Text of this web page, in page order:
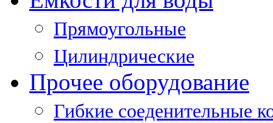
Прямоугольные
Цилиндрические
Прочее оборудование
Гибкие соеденительные